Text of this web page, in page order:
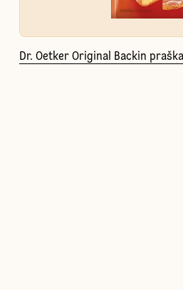
Dr. Oetker Original Backin